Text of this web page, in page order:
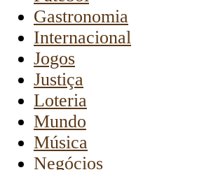
Gastronomia
Internacional
Jogos
Justiça
Loteria
Mundo
Música
Negócios